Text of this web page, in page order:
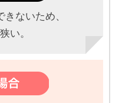
ないため、
い。